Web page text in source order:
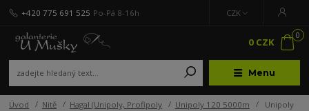
Menu
CZK
+420 775 691 525 Po-Pá 8-16h
0
0 CZK
Úvod Nitě Hagal (Unipoly, Profipoly Unipoly 120 5000m
Unipoly